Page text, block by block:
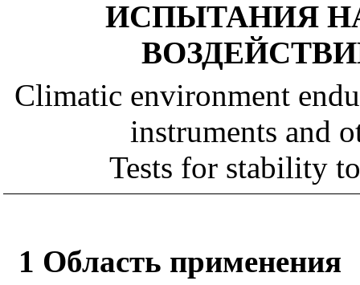
ИСПЫТАНИЯ
Climatic environment
instruments and
Tests for stability
1 Область применения